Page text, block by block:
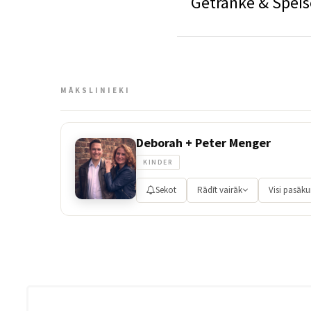
MĀKSLINIEKI
Deborah + Peter Menger
KINDER
Sekot Rādīt vairāk Visi